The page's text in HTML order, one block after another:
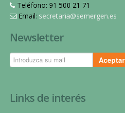
Teléfono: 91 500 21 71
Email: secretaria@semergen.es
Newsletter
Aceptar
Links de interés